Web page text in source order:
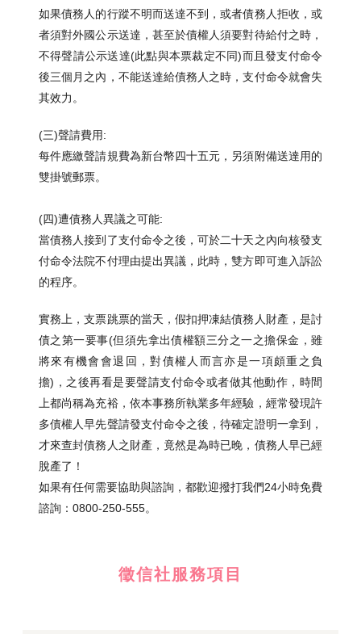
如果債務人的行蹤不明而送達不到，或者債務人拒收，或
者須對外國公示送達，甚至於債權人須要對待給付之時，
不得聲請公示送達(此點與本票裁定不同)而且發支付命令
後三個月之內，不能送達給債務人之時，支付命令就會失
其效力。
(三)聲請費用:
每件應繳聲請規費為新台幣四十五元，另須附備送達用的
雙掛號郵票。
(四)遭債務人異議之可能:
當債務人接到了支付命令之後，可於二十天之內向核發支
付命令法院不付理由提出異議，此時，雙方即可進入訴訟
的程序。
實務上，支票跳票的當天，假扣押凍結債務人財產，是討
債之第一要事(但須先拿出債權額三分之一之擔保金，雖
將來有機會會退回，對債權人而言亦是一項頗重之負
擔)，之後再看是要聲請支付命令或者做其他動作，時間
上都尚稱為充裕，依本事務所執業多年經驗，經常發現許
多債權人早先聲請發支付命令之後，待確定證明一拿到，
才來查封債務人之財產，竟然是為時已晚，債務人早已經
脫產了！
如果有任何需要協助與諮詢，都歡迎撥打我們24小時免費
諮詢：0800-250-555。
徵信社服務項目